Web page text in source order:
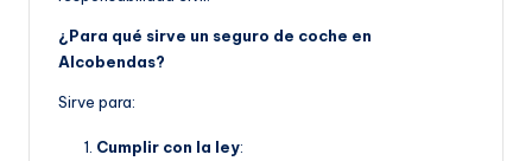
¿Para qué sirve un seguro de coche en
Alcobendas?
Sirve para:
Cumplir con la ley: